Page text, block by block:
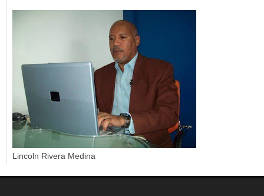
Lincoln Rivera Medina